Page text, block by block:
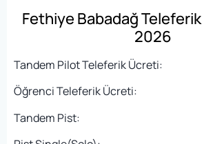
Fethiye Babadağ
2026
Tandem Pilot Teleferik Ücreti:
Öğrenci Teleferik Ücreti:
Tandem Pist: